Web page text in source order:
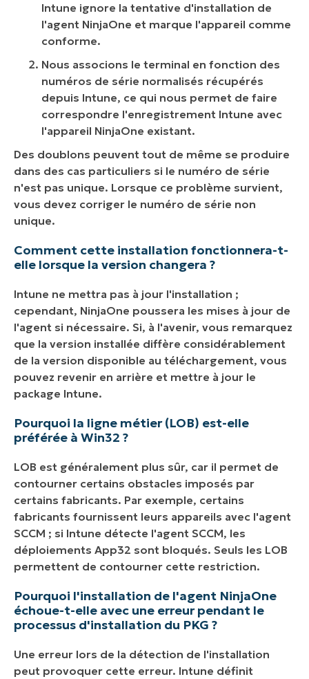
Intune ignore la tentative d'installation de
l'agent NinjaOne et marque l'appareil comme
conforme.
Nous associons le terminal en fonction des
numéros de série normalisés récupérés
depuis Intune, ce qui nous permet de faire
correspondre l'enregistrement Intune avec
l'appareil NinjaOne existant.
Des doublons peuvent tout de même se produire
dans des cas particuliers si le numéro de série
n'est pas unique. Lorsque ce problème survient,
vous devez corriger le numéro de série non
unique.
Comment cette installation fonctionnera-t-
elle lorsque la version changera ?
Intune ne mettra pas à jour l'installation ;
cependant, NinjaOne poussera les mises à jour de
l'agent si nécessaire. Si, à l'avenir, vous remarquez
que la version installée diffère considérablement
de la version disponible au téléchargement, vous
pouvez revenir en arrière et mettre à jour le
package Intune.
Pourquoi la ligne métier (LOB) est-elle
préférée à Win32 ?
LOB est généralement plus sûr, car il permet de
contourner certains obstacles imposés par
certains fabricants. Par exemple, certains
fabricants fournissent leurs appareils avec l'agent
SCCM ; si Intune détecte l'agent SCCM, les
déploiements App32 sont bloqués. Seuls les LOB
permettent de contourner cette restriction.
Pourquoi l'installation de l'agent NinjaOne
échoue-t-elle avec une erreur pendant le
processus d'installation du PKG ?
Une erreur lors de la détection de l'installation
peut provoquer cette erreur. Intune définit